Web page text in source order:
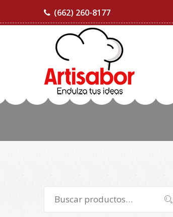
(662) 260-8177
por:
Buscar